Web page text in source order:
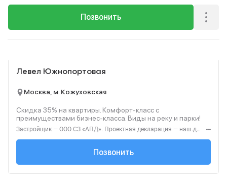
Позвонить
Левел Южнопортовая
Москва, м. Кожуховская
Скидка 35% на квартиры. Комфорт-класс с
преимуществами бизнес-класса. Виды на реку и парки!
Застройщик — ООО СЗ «АПД». Проектная декларация — наш.дом.рф. Акция до 28.02.2026. Не оферта. Подробности — Level.ru
+7 (495) 236-91-...
Позвонить